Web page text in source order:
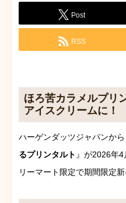
Post
RSS
ほろ苦カラメルプリ
アイスクリームに！
ハーゲンダッツジャパンか
るプリンタルト 』が2026年
リーマート限定で期間限定新